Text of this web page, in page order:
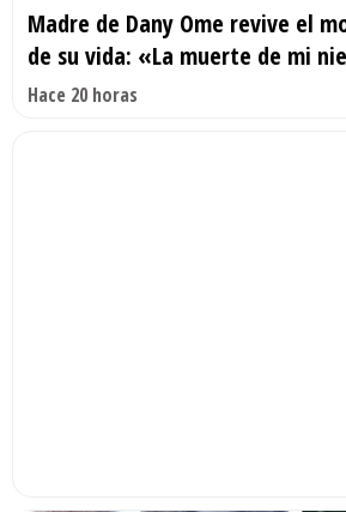
Madre de Dany Ome revive el
de su vida: «La muerte de mi
Hace 20 horas